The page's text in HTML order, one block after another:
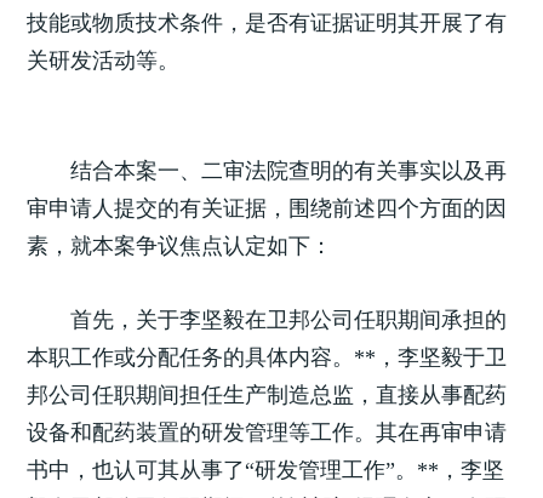
技能或物质技术条件，是否有证据证明其开展了有
关研发活动等。
结合本案一、二审法院查明的有关事实以及再
审申请人提交的有关证据，围绕前述四个方面的因
素，就本案争议焦点认定如下：
首先，关于李坚毅在卫邦公司任职期间承担的
本职工作或分配任务的具体内容。**，李坚毅于卫
邦公司任职期间担任生产制造总监，直接从事配药
设备和配药装置的研发管理等工作。其在再审申请
书中，也认可其从事了“研发管理工作”。**，李坚